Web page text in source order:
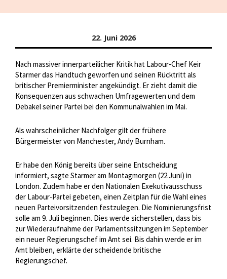
22. Juni 2026
Nach massiver innerparteilicher Kritik hat Labour-Chef Keir
Starmer das Handtuch geworfen und seinen Rücktritt als
britischer Premierminister angekündigt. Er zieht damit die
Konsequenzen aus schwachen Umfragewerten und dem
Debakel seiner Partei bei den Kommunalwahlen im Mai.
Als wahrscheinlicher Nachfolger gilt der frühere
Bürgermeister von Manchester, Andy Burnham.
Er habe den König bereits über seine Entscheidung
informiert, sagte Starmer am Montagmorgen (22.Juni) in
London. Zudem habe er den Nationalen Exekutivausschuss
der Labour-Partei gebeten, einen Zeitplan für die Wahl eines
neuen Parteivorsitzenden festzulegen. Die Nominierungsfrist
solle am 9. Juli beginnen. Dies werde sicherstellen, dass bis
zur Wiederaufnahme der Parlamentssitzungen im September
ein neuer Regierungschef im Amt sei. Bis dahin werde er im
Amt bleiben, erklärte der scheidende britische
Regierungschef.